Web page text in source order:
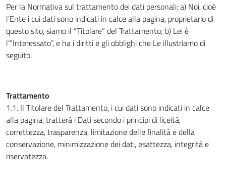
Per la Normativa sul trattamento dei dati personali: a) Noi, cioè
l’Ente i cui dati sono indicati in calce alla pagina, proprietario di
questo sito, siamo il “Titolare” del Trattamento; b) Lei è
l’”Interessato”, e ha i diritti e gli obblighi che Le illustriamo di
seguito.
Trattamento
1.1. Il Titolare del Trattamento, i cui dati sono indicati in calce
alla pagina, tratterà i Dati secondo i principi di liceità,
correttezza, trasparenza, limitazione delle finalità e della
conservazione, minimizzazione dei dati, esattezza, integrità e
riservatezza.